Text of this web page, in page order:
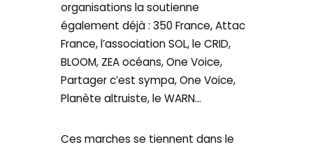
organisations la soutienne
également déjà : 350 France, Attac
France, l’association SOL, le CRID,
BLOOM, ZEA océans, One Voice,
Partager c’est sympa, One Voice,
Planète altruiste, le WARN…
Ces marches se tiennent dans le